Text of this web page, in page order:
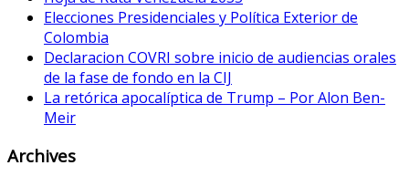
Elecciones Presidenciales y Política Exterior de
Colombia
Declaracion COVRI sobre inicio de audiencias orales
de la fase de fondo en la CIJ
La retórica apocalíptica de Trump – Por Alon Ben-
Meir
Archives